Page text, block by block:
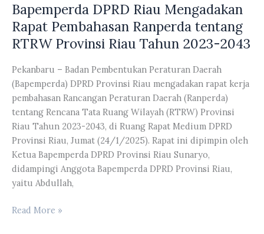
Melakukan
Kunker
Konsultasi
ke
Balai
Pemantapan
Kawasan
Hutan
Wilayah
I
Medan
Bapemperda DPRD Riau Mengadakan
Rapat Pembahasan Ranperda tentang
RTRW Provinsi Riau Tahun 2023-2043
Pekanbaru – Badan Pembentukan Peraturan Daerah
(Bapemperda) DPRD Provinsi Riau mengadakan rapat kerja
pembahasan Rancangan Peraturan Daerah (Ranperda)
tentang Rencana Tata Ruang Wilayah (RTRW) Provinsi
Riau Tahun 2023-2043, di Ruang Rapat Medium DPRD
Provinsi Riau, Jumat (24/1/2025). Rapat ini dipimpin oleh
Ketua Bapemperda DPRD Provinsi Riau Sunaryo,
didampingi Anggota Bapemperda DPRD Provinsi Riau,
yaitu Abdullah,
Bapemperda
Read More »